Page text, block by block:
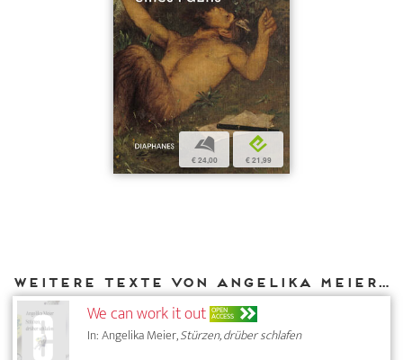
b
€ 24,00
e
€ 21,99
Weitere Texte von Angelika Meier bei DIAPHANES
We can work it out OPEN
ACCESS
In: Angelika Meier,Stürzen, drüber schlafen